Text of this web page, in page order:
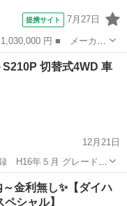
提携サイト 7月27日
ーゴ ■ グレード名：
ドア枚数： 5D ■ ...
切替式4WD 車
12月21日
録 H16年５月 グレード
サビも少なめです。 県
走行距離
金利無し✨【ダイハ
シャル】